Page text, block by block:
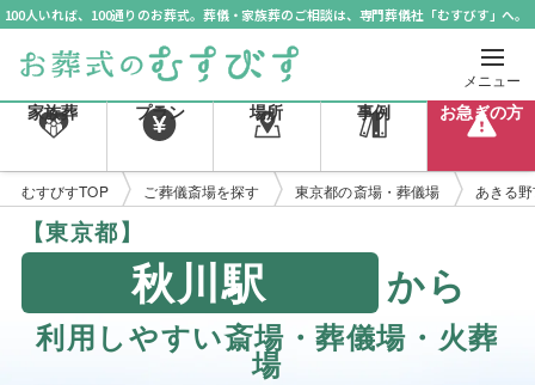
100人いれば、100通りのお葬式。葬儀・家族葬のご相談は、専門葬儀社「むすびす」へ。
メニュー
家族葬 プラン 場所 事例 お急ぎの方
むすびすTOP ご葬儀斎場を探す 東京都の斎場・葬儀場 あきる
【東京都】
秋川駅 から
利用しやすい斎場・葬儀場・火葬
場